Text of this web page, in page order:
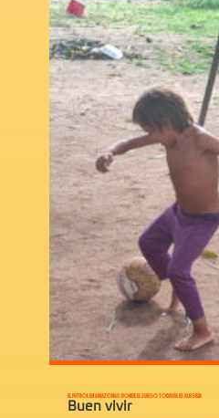
EL FÚTBOL EN AMAZONAS: DONDE EL JUEGO TODAVÍA ES ALEGRÍA
Buen vivir